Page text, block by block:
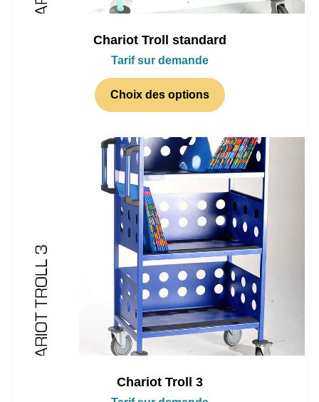
Chariot Troll standard
Tarif sur demande
Choix des options
Chariot Troll 3